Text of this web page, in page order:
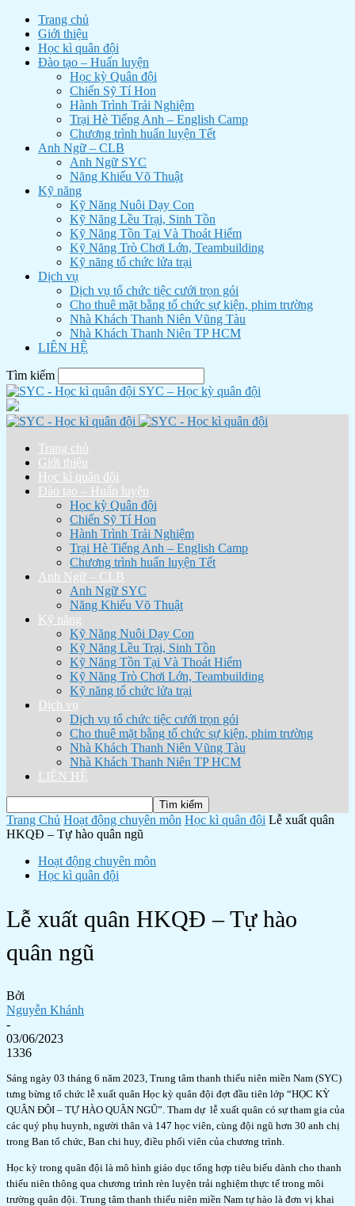
Trang chủ
Giới thiệu
Học kì quân đội
Đào tạo – Huấn luyện
Học kỳ Quân đội
Chiến Sỹ Tí Hon
Hành Trình Trải Nghiệm
Trại Hè Tiếng Anh – English Camp
Chương trình huấn luyện Tết
Anh Ngữ – CLB
Anh Ngữ SYC
Năng Khiếu Võ Thuật
Kỹ năng
Kỹ Năng Nuôi Dạy Con
Kỹ Năng Lều Trại, Sinh Tồn
Kỹ Năng Tồn Tại Và Thoát Hiểm
Kỹ Năng Trò Chơi Lớn, Teambuilding
Kỹ năng tổ chức lửa trại
Dịch vụ
Dịch vụ tổ chức tiệc cưới trọn gói
Cho thuê mặt bằng tổ chức sự kiện, phim trường
Nhà Khách Thanh Niên Vũng Tàu
Nhà Khách Thanh Niên TP HCM
LIÊN HỆ
Tìm kiếm
SYC – Học kỳ quân đội
Trang chủ
Giới thiệu
Học kì quân đội
Đào tạo – Huấn luyện
Học kỳ Quân đội
Chiến Sỹ Tí Hon
Hành Trình Trải Nghiệm
Trại Hè Tiếng Anh – English Camp
Chương trình huấn luyện Tết
Anh Ngữ – CLB
Anh Ngữ SYC
Năng Khiếu Võ Thuật
Kỹ năng
Kỹ Năng Nuôi Dạy Con
Kỹ Năng Lều Trại, Sinh Tồn
Kỹ Năng Tồn Tại Và Thoát Hiểm
Kỹ Năng Trò Chơi Lớn, Teambuilding
Kỹ năng tổ chức lửa trại
Dịch vụ
Dịch vụ tổ chức tiệc cưới trọn gói
Cho thuê mặt bằng tổ chức sự kiện, phim trường
Nhà Khách Thanh Niên Vũng Tàu
Nhà Khách Thanh Niên TP HCM
LIÊN HỆ
Trang Chủ Hoạt động chuyên môn Học kì quân đội Lễ xuất quân
HKQĐ – Tự hào quân ngũ
Hoạt động chuyên môn
Học kì quân đội
Lễ xuất quân HKQĐ – Tự hào
quân ngũ
Bởi
Nguyễn Khánh
-
03/06/2023
1336
Sáng ngày 03 tháng 6 năm 2023, Trung tâm thanh thiếu niên miền Nam (SYC)
tưng bừng tổ chức lễ xuất quân Học kỳ quân đội đợt đầu tiên lớp “HỌC KỲ
QUÂN ĐỘI – TỰ HÀO QUÂN NGŨ”. Tham dự lễ xuất quân có sự tham gia của
các quý phụ huynh, người thân và 147 học viên, cùng đội ngũ hơn 30 anh chị
trong Ban tổ chức, Ban chi huy, điều phối viên của chương trình.
Học kỳ trong quân đội là mô hình giáo dục tổng hợp tiêu biểu dành cho thanh
thiếu niên thông qua chương trình rèn luyện trải nghiệm thực tế trong môi
trường quân đội. Trung tâm thanh thiếu niên miền Nam tự hào là đơn vị khai